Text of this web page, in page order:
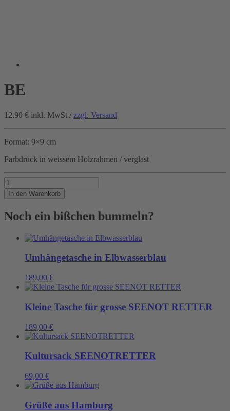
BE
12.90 € inkl. MwSt / zzgl. Versand
Format: 9×9 cm
Farbdruck in weissem Holzrahmen / verglast
BE
Menge
In den Warenkorb
Noch ein bißchen bummeln?
Umhängetasche in Elbwasserblau
189,00 €
Kleine Tasche für grosse SEENOT RETTER
189,00 €
Kultursack SEENOTRETTER
69,00 €
Grüße aus Hamburg